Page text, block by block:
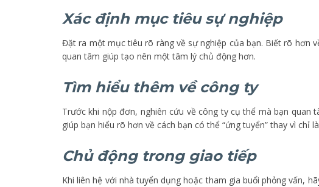
Xác định mục tiêu sự nghiệp
Đặt ra một mục tiêu rõ ràng về sự nghiệp của bạn. Biết rõ hơn
quan tâm giúp tạo nên một tâm lý chủ động hơn.
Tìm hiểu thêm về công ty
Trước khi nộp đơn, nghiên cứu về công ty cụ thể mà bạn
giúp bạn hiểu rõ hơn về cách bạn có thể “ứng tuyển” thay vì chỉ là
Chủ động trong giao tiếp
Khi liên hệ với nhà tuyển dụng hoặc tham gia buổi phỏng vấn,